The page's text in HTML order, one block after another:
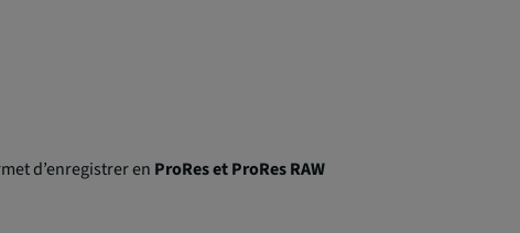
d’enregistrer en ProRes et ProRes RAW